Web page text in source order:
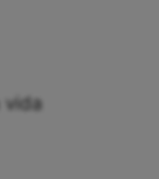
vida